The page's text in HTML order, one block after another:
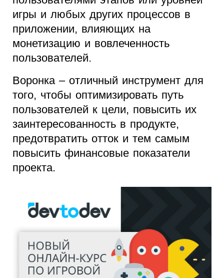
игры и любых других процессов в
приложении, влияющих на
монетизацию и вовлеченность
пользователей.
Воронка – отличный инструмент для
того, чтобы оптимизировать путь
пользователей к цели, повысить их
заинтересованность в продукте,
предотвратить отток и тем самым
повысить финансовые показатели
проекта.